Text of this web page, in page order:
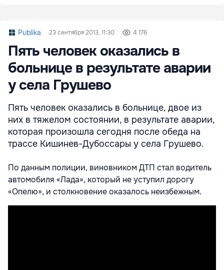
Publika 23 сентября 2013, 11:30 4 176
Пять человек оказались в
больнице в результате аварии
у села Грушево
Пять человек оказались в больнице, двое из
них в тяжелом состоянии, в результате аварии,
которая произошла сегодня после обеда на
трассе Кишинев-Дубоссары у села Грушево.
По данным полиции, виновником ДТП стал водитель
автомобиля «Лада», который не уступил дорогу
«Опелю», и столкновение оказалось неизбежным.